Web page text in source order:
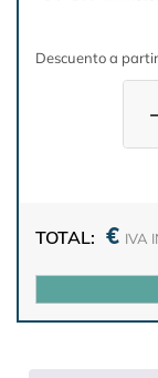
Descuento a
TOTAL: € IVA